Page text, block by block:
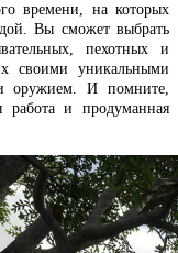
времени, на которых
Вы сможет выбрать
пехотных и
своими уникальными
и оружием. И помните,
и продуманная